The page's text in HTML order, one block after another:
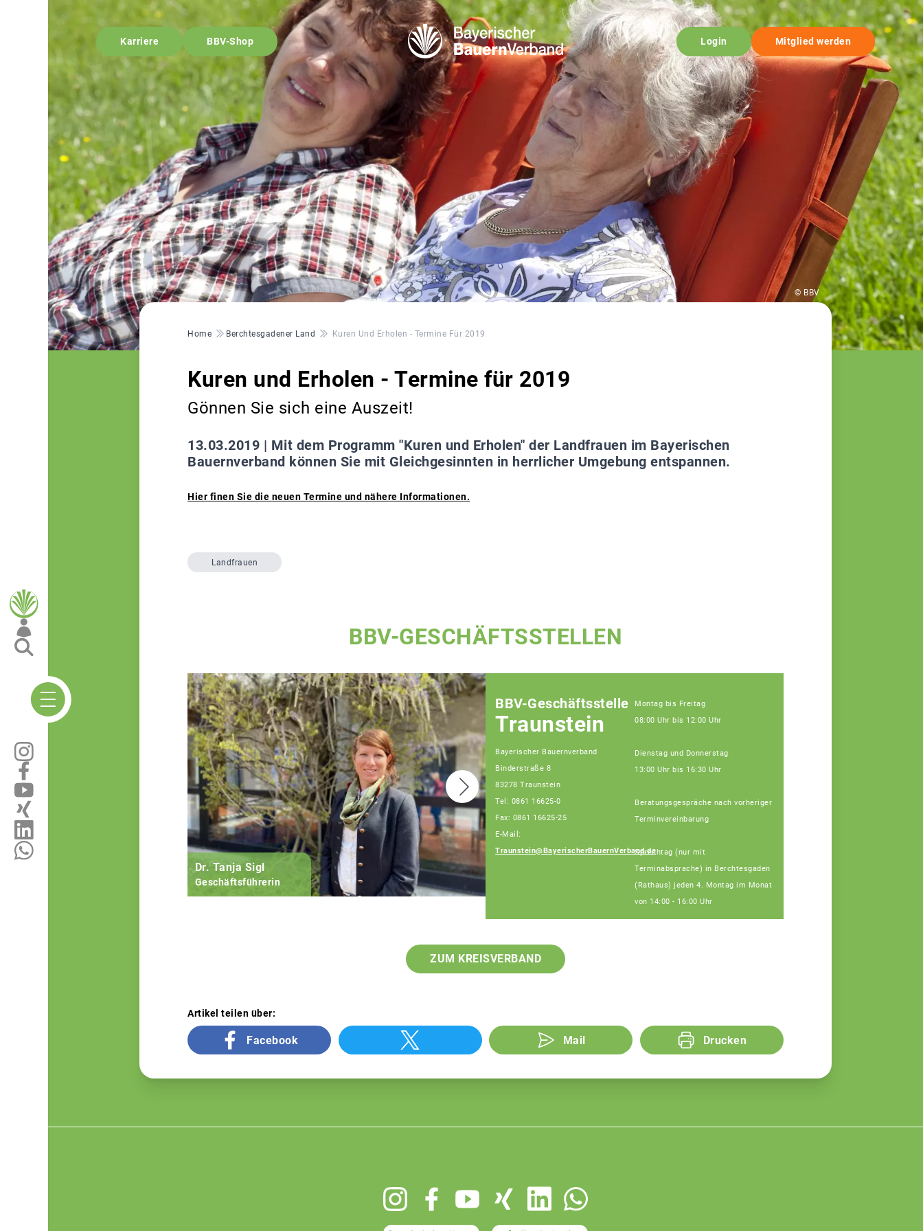
Karriere BBV-Shop Login Mitglied werden
© BBV
Pfadnavigation
Home Berchtesgadener Land Kuren Und Erholen - Termine Für 2019
Kuren und Erholen - Termine für 2019
Gönnen Sie sich eine Auszeit!
13.03.2019 | Mit dem Programm "Kuren und Erholen" der Landfrauen im Bayerischen
Bauernverband können Sie mit Gleichgesinnten in herrlicher Umgebung entspannen.
Hier finen Sie die neuen Termine und nähere Informationen.
Landfrauen
BBV-GESCHÄFTSSTELLEN
Dr. Tanja Sigl
Geschäftsführerin
BBV-Geschäftsstelle
Traunstein
Bayerischer Bauernverband
Binderstraße 8
83278 Traunstein
Tel: 0861 16625-0
Fax: 0861 16625-25
E-Mail:
Traunstein@BayerischerBauernVerband.de
Montag bis Freitag
08:00 Uhr bis 12:00 Uhr
Dienstag und Donnerstag
13:00 Uhr bis 16:30 Uhr
Beratungsgespräche nach vorheriger
Terminvereinbarung
Sprechtag (nur mit
Terminabsprache) in Berchtesgaden
(Rathaus) jeden 4. Montag im Monat
von 14:00 - 16:00 Uhr
ZUM KREISVERBAND
Artikel teilen über:
Facebook Mail Drucken